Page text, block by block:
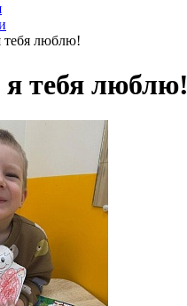
тебя люблю!
тебя люблю!